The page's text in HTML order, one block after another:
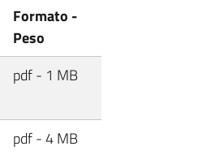
Formato -
Peso
pdf - 1 MB
pdf - 4 MB